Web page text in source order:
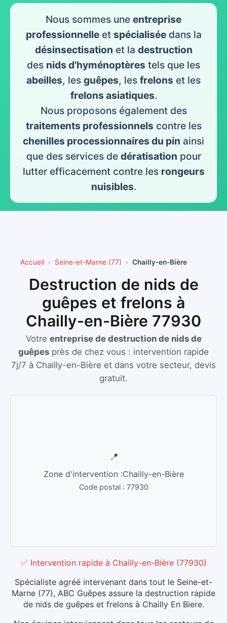
Nous sommes une entreprise
professionnelle et spécialisée dans la
désinsectisation et la destruction
des nids d'hyménoptères tels que les
abeilles, les guêpes, les frelons et les
frelons asiatiques.
Nous proposons également des
traitements professionnels contre les
chenilles processionnaires du pin ainsi
que des services de dératisation pour
lutter efficacement contre les rongeurs
nuisibles.
Accueil Seine-et-Marne (77) Chailly-en-Bière
Destruction de nids de
guêpes et frelons à
Chailly-en-Bière 77930
Votre entreprise de destruction de nids de
guêpes près de chez vous : intervention rapide
7j/7 à Chailly-en-Bière et dans votre secteur, devis
gratuit.
📍
Zone d'intervention :Chailly-en-Bière
Code postal : 77930
✅ Intervention rapide à Chailly-en-Bière (77930)
Spécialiste agréé intervenant dans tout le Seine-et-
Marne (77), ABC Guêpes assure la destruction rapide
de nids de guêpes et frelons à Chailly En Biere.